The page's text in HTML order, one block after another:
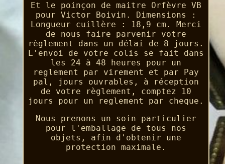
Et le poinçon de maitre Orfèvre VB
pour Victor Boivin. Dimensions :
Longueur cuillère : 18,9 cm. Merci
de nous faire parvenir votre
règlement dans un délai de 8 jours.
L'envoi de votre colis se fait dans
les 24 à 48 heures pour un
reglement par virement et par Pay
pal, jours ouvrables, à réception
de votre règlement, comptez 10
jours pour un reglement par cheque.
Nous prenons un soin particulier
pour l'emballage de tous nos
objets, afin d'obtenir une
protection maximale.